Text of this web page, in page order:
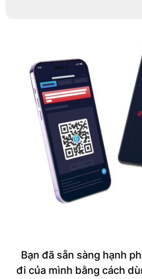
Bạn đã sẵn sàng hạnh
đi của mình bằng cách